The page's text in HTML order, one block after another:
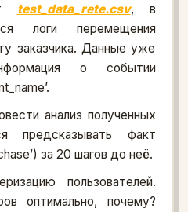
test_data_rete.csv, в
логи перемещения
заказчика. Данные уже
о событии
анализ полученных
предсказывать факт
за 20 шагов до неё.
пользователей.
оптимально, почему?